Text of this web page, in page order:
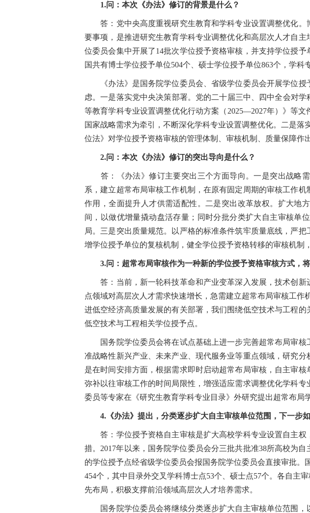
1.问：本次《办法》修订的背景是什么？
答：党中央高度重视研究生教育和学科专业设置调整优化。
要事项，是推进研究生教育学科专业调整优化和高层次人才自
位委员会集中开展了14批次学位授予资格审核，并支持学位授
国共有博士学位授予单位504个、硕士学位授予单位863个，学
《办法》是国务院学位委员会、省级学位委员会开展学位授
虑。一是落实党中央决策部署。党的二十届三中、四中全会对
等教育学科专业设置调整优化行动方案（2025—2027年）》等
国家战略需求为牵引，不断深化学科专业设置调整优化。二是
位法》对学位授予资格审核的管理体制、审核机制、质量保障作
2.问：本次《办法》修订的突出导向是什么？
答：《办法》修订主要突出三个方面导向。一是突出战略需
系，建立超常布局审核工作机制，在原有固定周期的审核工作
作用，全面提升人才供需适配性。二是突出改革放权。扩大地
间，以做优增量撬动盘活存量；同时分批分类扩大自主审核单
局。三是突出质量规范。以严格的标准条件筑牢质量底线，严
增学位授予单位的复核机制，健全学位授予资格转移的审核机制
3.问：超常布局审核作为一种新的学位授予资格审核方式，将
答：当前，新一轮科技革命和产业变革深入发展，技术创新
点领域对高层次人才需求快速增长，急需建立超常布局审核工
进低空经济高质量发展的有关部署，我们围绕低空技术与工程
低空技术与工程相关学位授予点。
国务院学位委员会将在试点基础上进一步完善超常布局审核
准战略性新兴产业、未来产业、现代服务业等重点领域，研究
是在时间安排方面，根据需求即时启动超常布局审核，自主审
弥补以往审核工作的时间局限性，增强适应需求调整优化学科
委员等专家在《研究生教育学科专业目录》外研究提出超常布局
4.《办法》提出，分类逐步扩大自主审核单位范围，下一步
答：学位授予资格自主审核是扩大高校学科专业设置自主权
措。2017年以来，国务院学位委员会分三批共批准38所高校为
的学位授予点经省级学位委员会报国务院学位委员会直接审批
454个，其中目录外交叉学科博士点53个、硕士点57个。各自主
先布局，积极支撑前沿领域高层次人才培养需求。
国务院学位委员会将继续分类逐步扩大自主审核单位范围，